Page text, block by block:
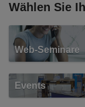
Wählen Sie
Web-Seminare
Events